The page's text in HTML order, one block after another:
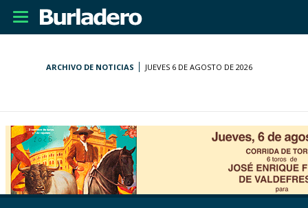
Desplegar
navegación
ARCHIVO DE NOTICIAS JUEVES 6 DE AGOSTO DE 2026